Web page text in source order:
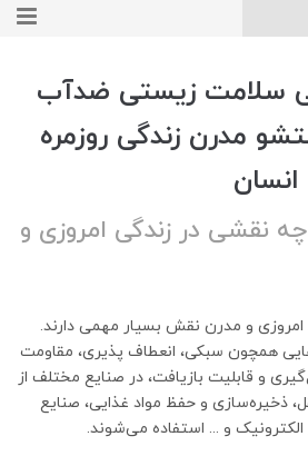
سلامت زیستی ضدآب
مدرن زندگی روزمره
نقشی در زندگی امروزی و
و مدرن نقش بسیار مهمی دارند.
همچون سبکی، انعطاف پذیری، مقاومت
و قابلیت بازیافت، در صنایع مختلف از
ذخیره‌سازی و حفظ مواد غذایی، صنایع
و ... استفاده می‌شوند.